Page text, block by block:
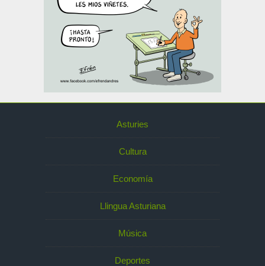
Asturies
Cultura
Economía
Llingua Asturiana
Música
Deportes